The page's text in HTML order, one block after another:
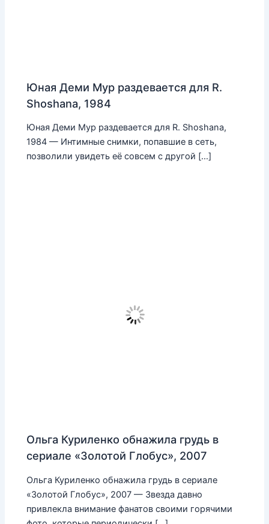
Юная Деми Мур раздевается для R.
Shoshana, 1984
Юная Деми Мур раздевается для R. Shoshana,
1984 — Интимные снимки, попавшие в сеть,
позволили увидеть её совсем с другой […]
Ольга Куриленко обнажила грудь в
сериале «Золотой Глобус», 2007
Ольга Куриленко обнажила грудь в сериале
«Золотой Глобус», 2007 — Звезда давно
привлекла внимание фанатов своими горячими